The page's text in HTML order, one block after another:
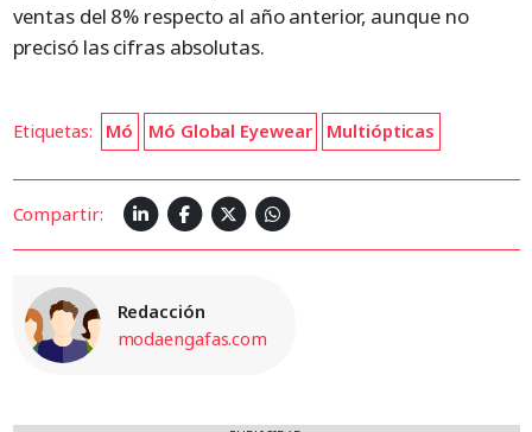
ventas del 8% respecto al año anterior, aunque no
precisó las cifras absolutas.
Etiquetas: Mó Mó Global Eyewear Multiópticas
Compartir:
Redacción
modaengafas.com